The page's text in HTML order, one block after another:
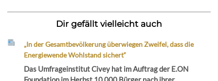
Dir gefällt vielleicht auch
„In der Gesamtbevölkerung überwiegen Zweifel, dass die
Energiewende Wohlstand sichert“
Das Umfrageinstitut Civey hat im Auftrag der E.ON